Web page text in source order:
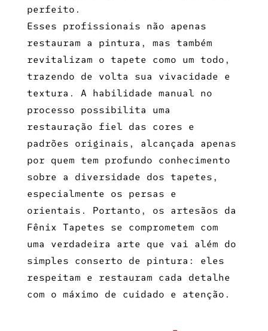
perfeito.
Esses profissionais não apenas
restauram a pintura, mas também
revitalizam o tapete como um todo,
trazendo de volta sua vivacidade e
textura. A habilidade manual no
processo possibilita uma
restauração fiel das cores e
padrões originais, alcançada apenas
por quem tem profundo conhecimento
sobre a diversidade dos tapetes,
especialmente os persas e
orientais. Portanto, os artesãos da
Fênix Tapetes se comprometem com
uma verdadeira arte que vai além do
simples conserto de pintura: eles
respeitam e restauram cada detalhe
com o máximo de cuidado e atenção.